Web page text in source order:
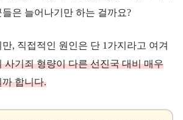
은 늘어나기만 하는 걸까요?
, 직접적인 원인은 단 1가지라고 여겨
사기죄 형량이 다른 선진국 대비 매우
까 합니다.